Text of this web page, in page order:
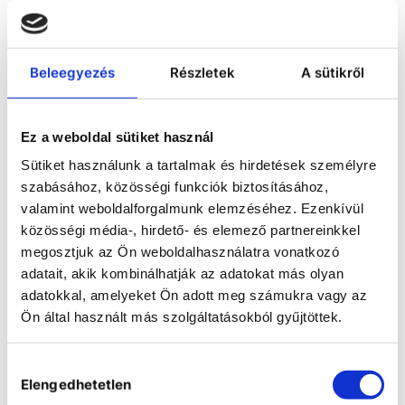
Beleegyezés Részletek A sütikről
Ez a weboldal sütiket használ
Sütiket használunk a tartalmak és hirdetések személyre
szabásához, közösségi funkciók biztosításához,
valamint weboldalforgalmunk elemzéséhez. Ezenkívül
közösségi média-, hirdető- és elemező partnereinkkel
megosztjuk az Ön weboldalhasználatra vonatkozó
adatait, akik kombinálhatják az adatokat más olyan
adatokkal, amelyeket Ön adott meg számukra vagy az
Ön által használt más szolgáltatásokból gyűjtöttek.
kiválasztása
Elengedhetetlen
Vestfrost
Laboratory